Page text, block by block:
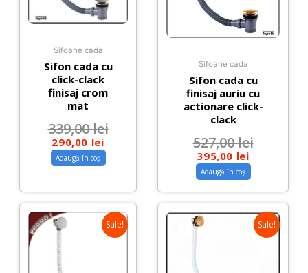
Sifoane cada
Sifon cada cu
click-clack
finisaj crom
mat
339,00lei
290,00 lei
Adaugă în coș
Sifoane cada
Sifon cada cu
finisaj auriu cu
actionare click-
clack
527,00lei
395,00 lei
Adaugă în coș
Sale! Sale!